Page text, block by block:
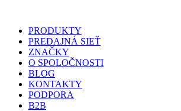
PRODUKTY
PREDAJNÁ SIEŤ
ZNAČKY
O SPOLOČNOSTI
BLOG
KONTAKTY
PODPORA
B2B